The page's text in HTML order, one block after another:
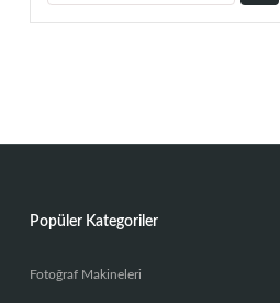
Popüler Kategoriler
Fotoğraf Makineleri